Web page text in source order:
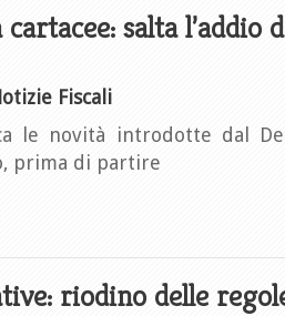
salta l’addio
Fiscali
le novità introdotte dal
prima di partire
riodino delle